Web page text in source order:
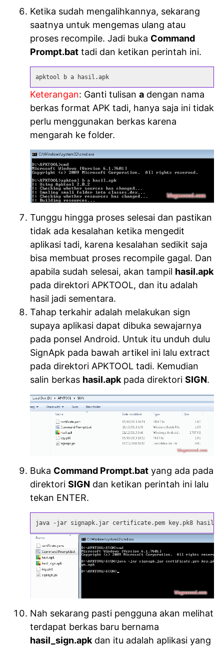
Ketika sudah mengalihkannya, sekarang
saatnya untuk mengemas ulang atau
proses recompile. Jadi buka Command
Prompt.bat tadi dan ketikan perintah ini.
apktool b a hasil.apk
Keterangan: Ganti tulisan a dengan nama
berkas format APK tadi, hanya saja ini tidak
perlu menggunakan berkas karena
mengarah ke folder.
Tunggu hingga proses selesai dan pastikan
tidak ada kesalahan ketika mengedit
aplikasi tadi, karena kesalahan sedikit saja
bisa membuat proses recompile gagal. Dan
apabila sudah selesai, akan tampil hasil.apk
pada direktori APKTOOL, dan itu adalah
hasil jadi sementara.
Tahap terkahir adalah melakukan sign
supaya aplikasi dapat dibuka sewajarnya
pada ponsel Android. Untuk itu unduh dulu
SignApk pada bawah artikel ini lalu extract
pada direktori APKTOOL tadi. Kemudian
salin berkas hasil.apk pada direktori SIGN.
Buka Command Prompt.bat yang ada pada
direktori SIGN dan ketikan perintah ini lalu
tekan ENTER.
java -jar signapk.jar certificate.pem key.pk8
Nah sekarang pasti pengguna akan melihat
terdapat berkas baru bernama
hasil_sign.apk dan itu adalah aplikasi yang